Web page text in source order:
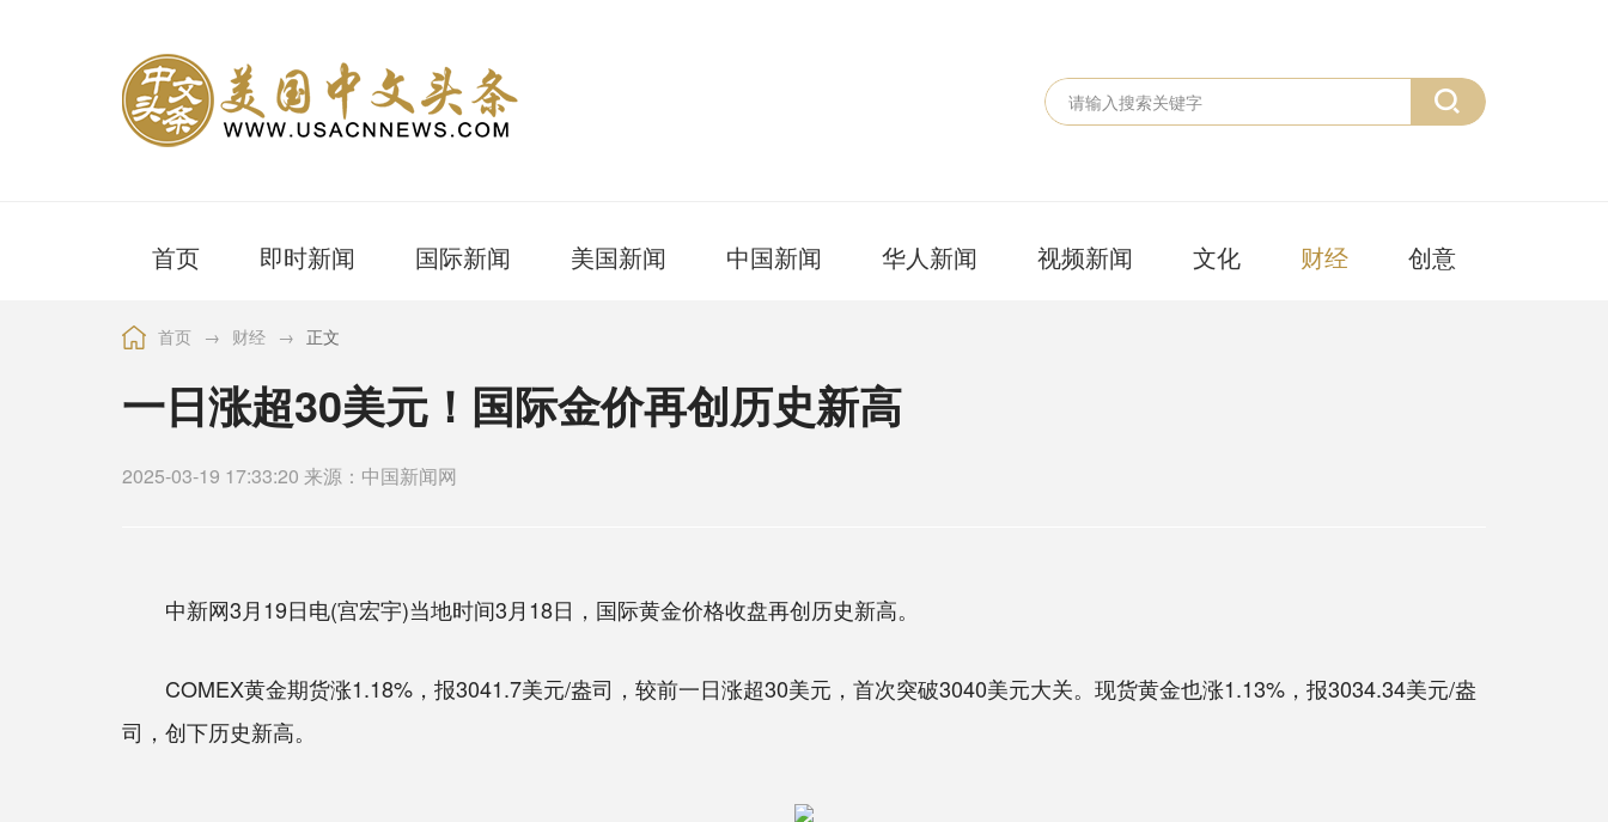
首页 即时新闻 国际新闻 美国新闻 中国新闻 华人新闻 视频新闻 文化 财经 创意
首页 → 财经 → 正文
一日涨超30美元！国际金价再创历史新高
2025-03-19 17:33:20 来源：中国新闻网
中新网3月19日电(宫宏宇)当地时间3月18日，国际黄金价格收盘再创历史新高。
COMEX黄金期货涨1.18%，报3041.7美元/盎司，较前一日涨超30美元，首次突破3040美元大关。现货黄金也涨1.13%，报3034.34美元/盎
司，创下历史新高。